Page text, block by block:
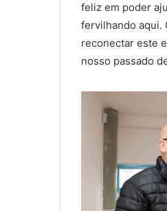
feliz em poder
fervilhando aqui.
reconectar este
nosso passado